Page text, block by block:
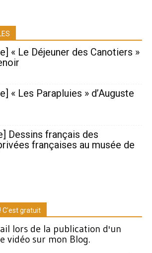
« Le Déjeuner des Canotiers »
« Les Parapluies » d’Auguste
Dessins français des
françaises au musée de
C'est gratuit
lors de la publication d'un
vidéo sur mon Blog.